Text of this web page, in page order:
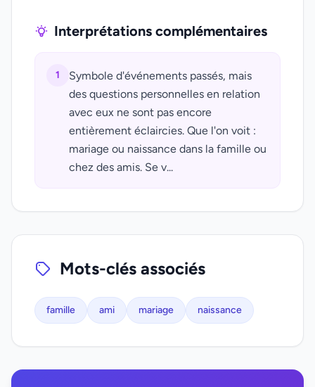
Interprétations complémentaires
1
Symbole d'événements passés, mais
des questions personnelles en relation
avec eux ne sont pas encore
entièrement éclaircies. Que l'on voit :
mariage ou naissance dans la famille ou
chez des amis. Se v...
Mots-clés associés
famille ami mariage naissance